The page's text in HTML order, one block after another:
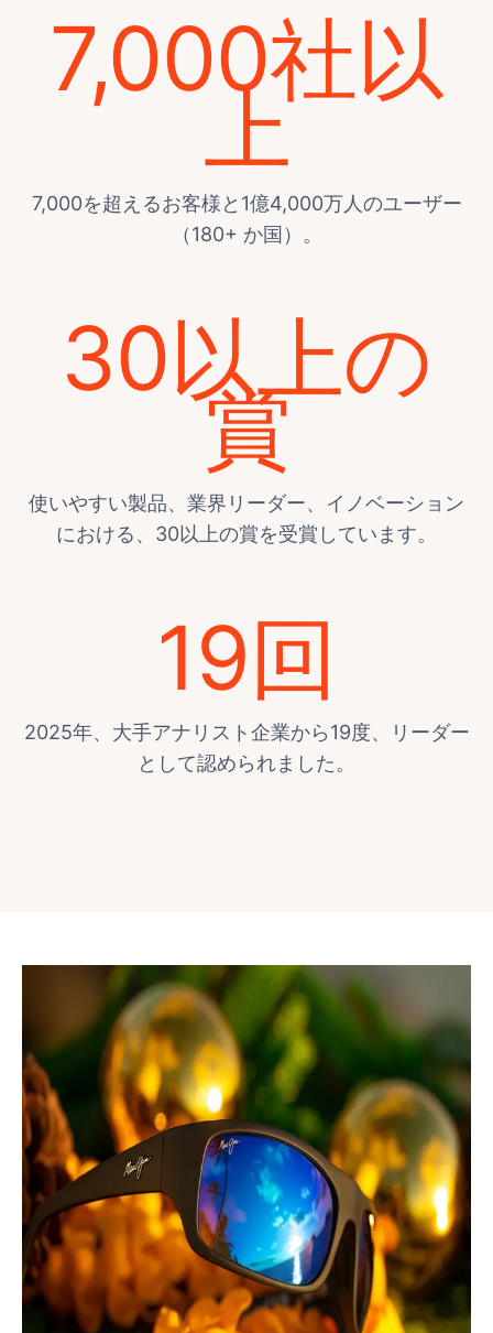
7,000社以
上
7,000を超えるお客様と1億4,000万人のユーザー
（180+ か国）。
30以上の
賞
使いやすい製品、業界リーダー、イノベーション
における、30以上の賞を受賞しています。
19回
2025年、大手アナリスト企業から19度、リーダー
として認められました。